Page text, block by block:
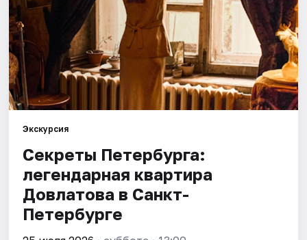
Квесты
Экскурсии
Спорт
События
Города
Площадки
Артисты
Экскурсия
Секреты Петербурга:
легендарная квартира
Довлатова в Санкт-
Петербурге